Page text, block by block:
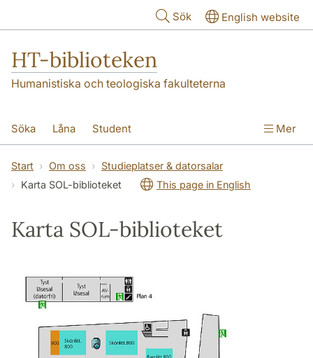
Sök English website
HT-biblioteken
Humanistiska och teologiska fakulteterna
Söka Låna Student
Forskare/doktorand Lärare Kontakt
Om oss
Mer
Start Om oss
Studieplatser & datorsalar
Karta SOL-biblioteket
This page in English
Karta SOL-biblioteket